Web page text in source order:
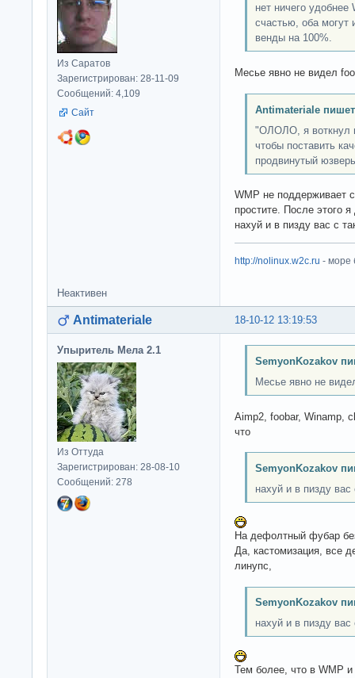
Из Саратов
Зарегистрирован: 28-11-09
Сообщений: 4,109
Сайт
нет ничего
счастью, оба могут
венды на 100%.
Месье явно не видел
Antimateriale
"ОЛОЛО, я воткнул
чтобы поставить
продвинутый
WMP не поддерживает
простите. После этого
нахуй и в пизду вас с
http://nolinux.w2c.ru - море
Неактивен
18-10-12 13:19:53
Antimateriale
Упыритель Мела 2.1
Из Оттуда
Зарегистрирован: 28-08-10
Сообщений: 278
SemyonKozakov
Месье явно не
Aimp2, foobar, Winamp,
что
SemyonKozakov
нахуй и в пизду
На дефолтный фубар
Да, кастомизация, все
линупс,
SemyonKozakov
нахуй и в пизду
Тем более, что в WMP и